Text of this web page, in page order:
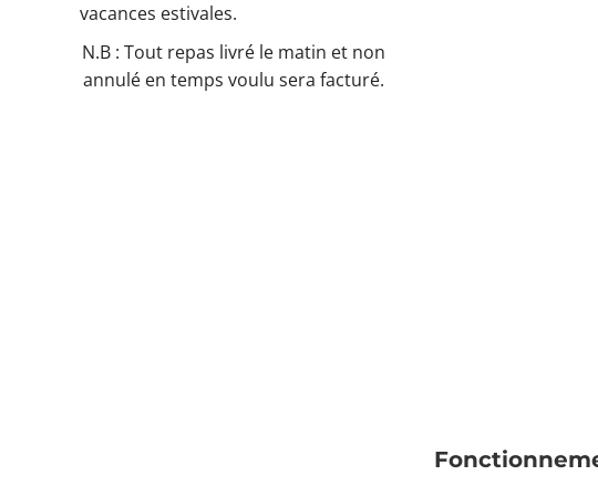
vacances estivales.
N.B : Tout repas livré le matin et non
annulé en temps voulu sera facturé.